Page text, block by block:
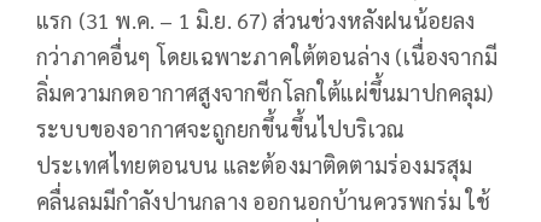
แรก (31 พ.ค. – 1 มิ.ย. 67) ส่วนช่วงหลังฝนน้อยลง
กว่าภาคอื่นๆ โดยเฉพาะภาคใต้ตอนล่าง (เนื่องจากมี
ลิ่มความกดอากาศสูงจากซีกโลกใต้แผ่ขึ้นมาปกคลุม)
ระบบของอากาศจะถูกยกขึ้นขึ้นไปบริเวณ
ประเทศไทยตอนบน และต้องมาติดตามร่องมรสุม
คลื่นลมมีกำลังปานกลาง ออกนอกบ้านควรพกร่ม ใช้